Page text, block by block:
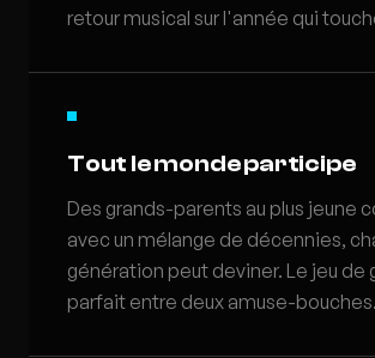
retour musical sur l'année qui
Tout le monde participe
Des grands-parents au plus jeune
avec un mélange de décennies,
génération peut deviner. Le jeu de
parfait entre deux amuse-bouches.